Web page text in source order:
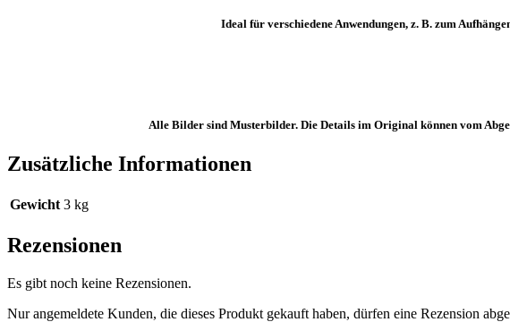
Ideal für verschiedene Anwendungen, z. B. zum
Alle Bilder sind Musterbilder. Die Details im Original können vom
Zusätzliche Informationen
Gewicht 3 kg
Rezensionen
Es gibt noch keine Rezensionen.
Nur angemeldete Kunden, die dieses Produkt gekauft haben, dürfen eine Rezension